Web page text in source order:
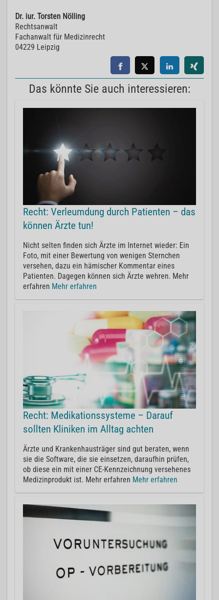
Dr. iur. Torsten Nölling
Rechtsanwalt
Fachanwalt für Medizinrecht
04229 Leipzig
Das könnte Sie auch interessieren:
Recht: Verleumdung durch Patienten – das
können Ärzte tun!
Nicht selten finden sich Ärzte im Internet wieder: Ein
Foto, mit einer Bewertung von wenigen Sternchen
versehen, dazu ein hämischer Kommentar eines
Patienten. Dagegen können sich Ärzte wehren. Mehr
erfahren Mehr erfahren
Recht: Medikationssysteme – Darauf
sollten Kliniken im Alltag achten
Ärzte und Krankenhausträger sind gut beraten, wenn
sie die Software, die sie einsetzen, daraufhin prüfen,
ob diese ein mit einer CE-Kennzeichnung versehenes
Medizinprodukt ist. Mehr erfahren Mehr erfahren